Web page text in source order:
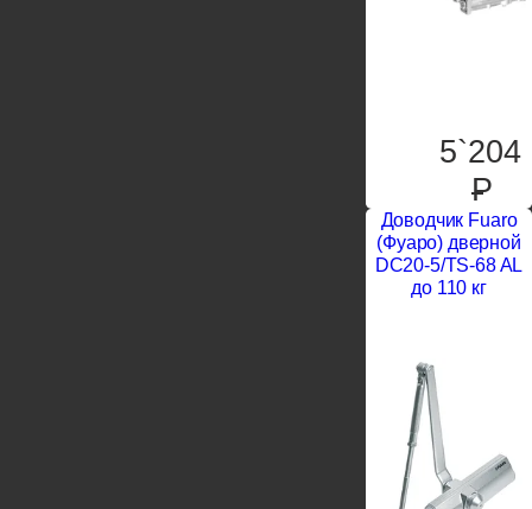
5`204
P
Доводчик Fuaro
(Фуаро) дверной
DC20-5/TS-68 AL
до 110 кг